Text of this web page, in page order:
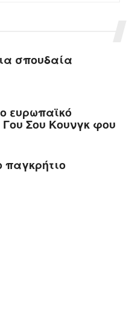
σπουδαία
ευρωπαϊκό
Σου Κουνγκ φου
παγκρήτιο